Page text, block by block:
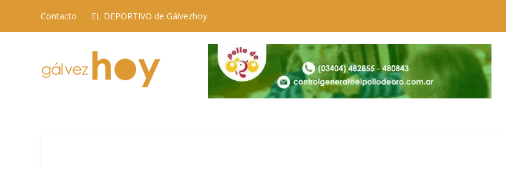
Contacto EL DEPORTIVO de Gálvezhoy